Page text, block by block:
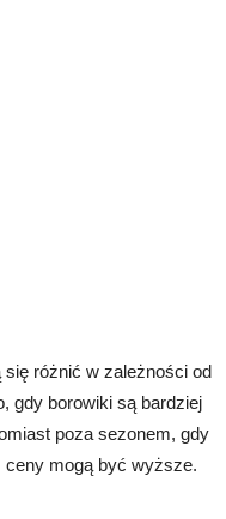
różnić w zależności od
gdy borowiki są bardziej
poza sezonem, gdy
ceny mogą być wyższe.